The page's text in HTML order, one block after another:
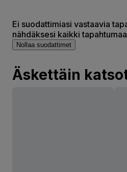
Ei suodattimiasi vastaavia
nähdäksesi kaikki
Nollaa suodattimet
Äskettäin